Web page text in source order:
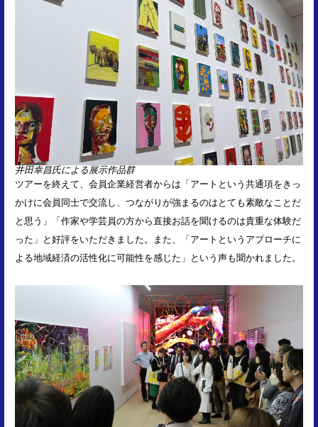
井田幸昌氏による展示作品群
ツアーを終えて、会員企業経営者からは「アートという共通項をきっ
かけに会員同士で交流し、つながりが強まるのはとても素敵なことだ
と思う」「作家や学芸員の方から直接お話を聞けるのは貴重な体験だ
った」と好評をいただきました。また、「アートというアプローチに
よる地域経済の活性化に可能性を感じた」という声も聞かれました。